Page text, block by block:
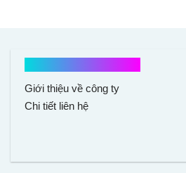
Giới thiệu về công ty
Chi tiết liên hệ